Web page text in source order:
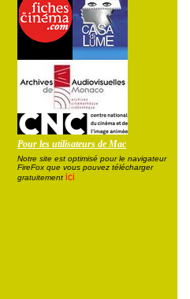
Pour les utilisateurs de Mac
Notre site est optimisé pour le navigateur
FireFox que vous pouvez télécharger
gratuitement ici